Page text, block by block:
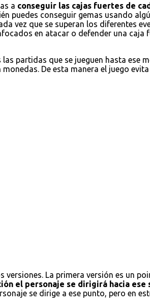
a conseguir las cajas fuertes de
puedes conseguir gemas usando
vez que se superan los diferentes
en atacar o defender una caja
partidas que se jueguen hasta ese
De esta manera el juego
La primera versión es un
el personaje se dirigirá hacia ese
se dirige a ese punto, pero en